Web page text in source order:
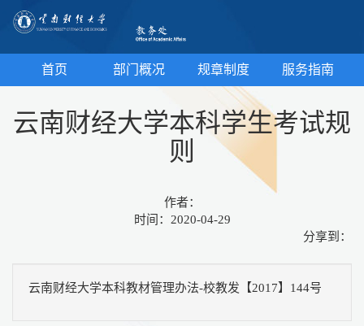
首页 部门概况 规章制度 服务指南
云南财经大学本科学生考试规
则
作者：
时间：2020-04-29
分享到：
云南财经大学本科教材管理办法-校教发【2017】144号